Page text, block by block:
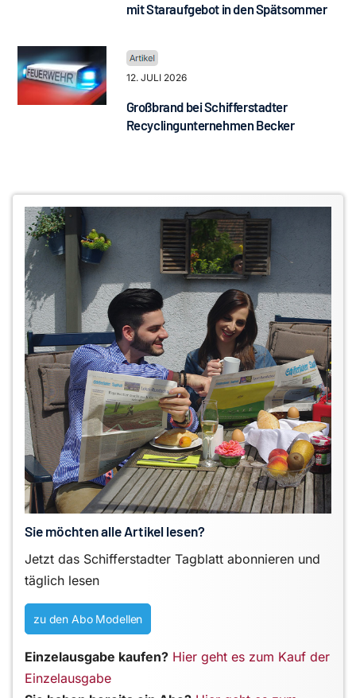
mit Staraufgebot in den Spätsommer
12. JULI 2026
Großbrand bei Schifferstadter
Recyclingunternehmen Becker
Sie möchten alle Artikel lesen?
Jetzt das Schifferstadter Tagblatt abonnieren und
täglich lesen
zu den Abo Modellen
Einzelausgabe kaufen? Hier geht es zum Kauf der
Einzelausgabe